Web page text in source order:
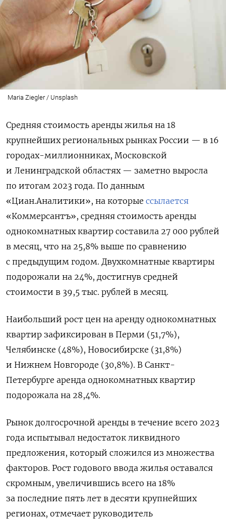
Maria Ziegler / Unsplash
Cредняя стоимость аренды жилья на 18
крупнейших региональных рынках России — в 16
городах-миллионниках, Московской
и Ленинградской областях — заметно выросла
по итогам 2023 года. По данным
«Циан.Аналитики», на которые ссылается
«Коммерсантъ», средняя стоимость аренды
однокомнатных квартир составила 27 000 рублей
в месяц, что на 25,8% выше по сравнению
с предыдущим годом. Двухкомнатные квартиры
подорожали на 24%, достигнув средней
стоимости в 39,5 тыс. рублей в месяц.
Наибольший рост цен на аренду однокомнатных
квартир зафиксирован в Перми (51,7%),
Челябинске (48%), Новосибирске (31,8%)
и Нижнем Новгороде (30,8%). В Санкт-
Петербурге аренда однокомнатных квартир
подорожала на 28,4%.
Рынок долгосрочной аренды в течение всего 2023
года испытывал недостаток ликвидного
предложения, который сложился из множества
факторов. Рост годового ввода жилья оставался
скромным, увеличившись всего на 18%
за последние пять лет в десяти крупнейших
регионах, отмечает руководитель